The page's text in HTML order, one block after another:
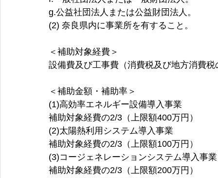
g.公益社団法人または公益財団法人。
(2) 奈良県内に事業所を有すること。
＜補助対象経費＞
設備費及び工事費（消費税及び地方消費
＜補助金額・補助率＞
(1)高効率エネルギー設備導入事業
補助対象経費の2/3（上限額400万円）
(2)太陽熱利用システム導入事業
補助対象経費の2/3（上限額100万円）
(3)コージェネレーションシステム導入事
補助対象経費の2/3（上限額200万円）